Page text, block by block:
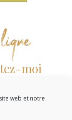
web et notre
moi